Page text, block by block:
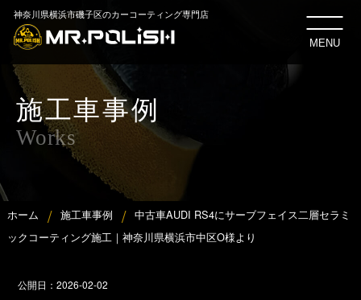
神奈川県横浜市磯子区のカーコーティング専門店
MENU
施工車事例
Works
ホーム 施工車事例
中古車AUDI RS4にサーブフェイス二層セラミ
ックコーティング施工｜神奈川県横浜市中区O様より
公開日：2026-02-02